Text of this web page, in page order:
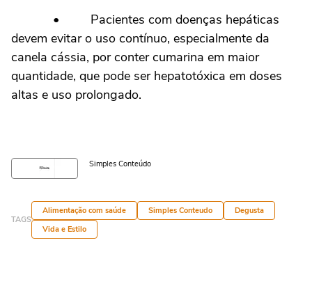
• Pacientes com doenças hepáticas
devem evitar o uso contínuo, especialmente da
canela cássia, por conter cumarina em maior
quantidade, que pode ser hepatotóxica em doses
altas e uso prolongado.
Simples Conteúdo
TAGS
Alimentação com saúde Simples Conteudo
Degusta
Vida e Estilo